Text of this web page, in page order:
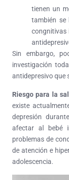
tienen un
también se
congnitivas
Sin embargo,
investigación
antidepresivo que
Riesgo para la
existe
depresión
afectar al bebé
problemas de
de atención e
adolescencia.